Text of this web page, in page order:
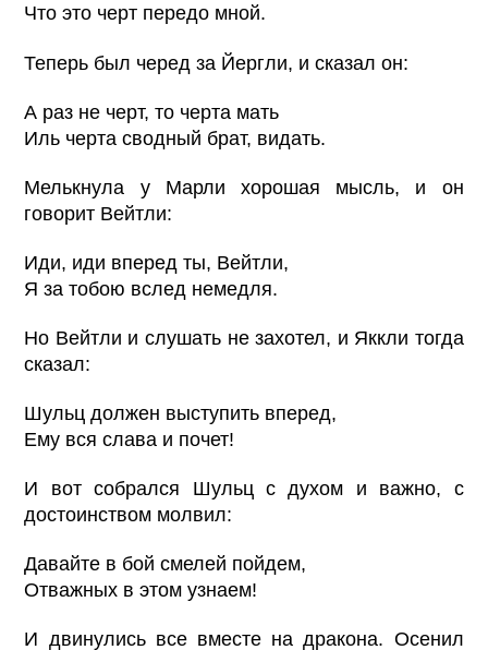
Что это черт передо мной.
Теперь был черед за Йергли, и сказал он:
А раз не черт, то черта мать
Иль черта сводный брат, видать.
Мелькнула у Марли хорошая мысль, и он
говорит Вейтли:
Иди, иди вперед ты, Вейтли,
Я за тобою вслед немедля.
Но Вейтли и слушать не захотел, и Яккли тогда
сказал:
Шульц должен выступить вперед,
Ему вся слава и почет!
И вот собрался Шульц с духом и важно, с
достоинством молвил:
Давайте в бой смелей пойдем,
Отважных в этом узнаем!
И двинулись все вместе на дракона. Осенил